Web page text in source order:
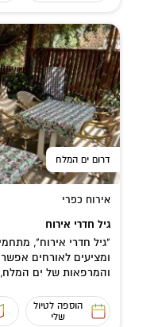
דרום ים המלח
אירוח כפרי
גיל חדרי אירוח
"גיל חדרי אירוח",
ומציעים לאורחים
והמרפאות של ים המלח,
הוספה לטיול
שלי